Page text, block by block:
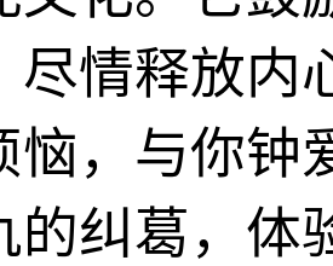
尽情释放内
恼，与你钟
的纠葛，体